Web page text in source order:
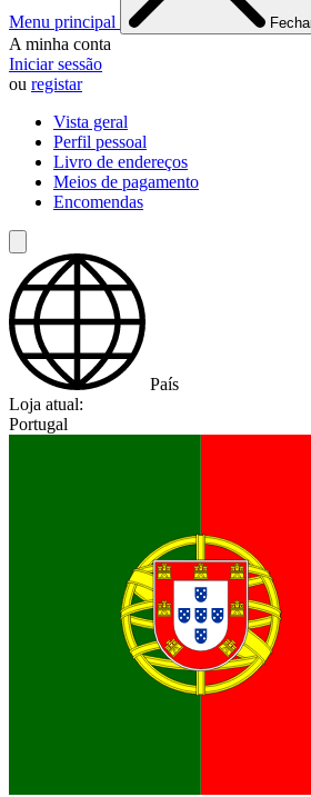
Menu principal
A minha conta
Iniciar sessão
ou registar
Vista geral
Perfil pessoal
Livro de endereços
Meios de pagamento
Encomendas
País
Loja atual:
Portugal